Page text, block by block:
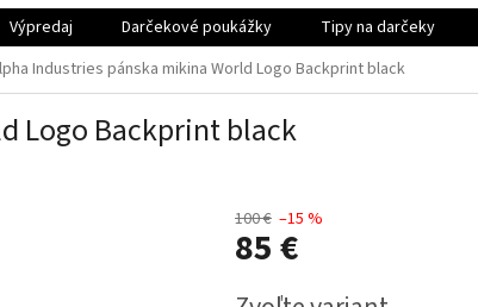
Výpredaj Darčekové poukážky Tipy na darčeky
Industries pánska mikina World Logo Backprint black
Logo Backprint black
100 € –15 %
85 €